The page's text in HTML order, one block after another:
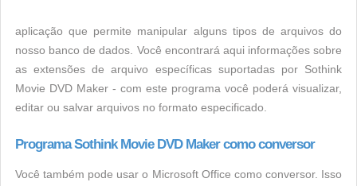
aplicação que permite manipular alguns tipos de arquivos do
nosso banco de dados. Você encontrará aqui informações sobre
as extensões de arquivo específicas suportadas por Sothink
Movie DVD Maker - com este programa você poderá visualizar,
editar ou salvar arquivos no formato especificado.
Programa Sothink Movie DVD Maker como conversor
Você também pode usar o Microsoft Office como conversor. Isso